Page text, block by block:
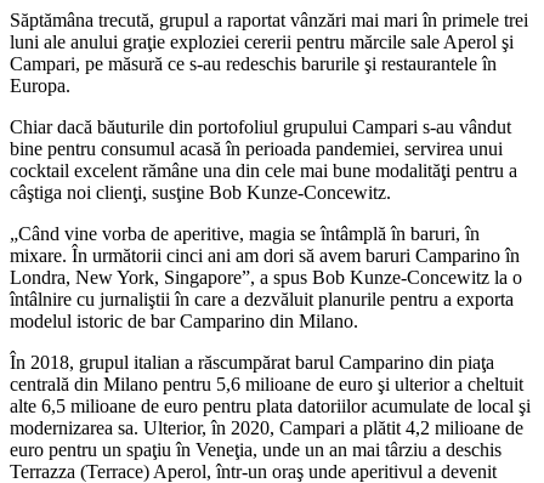
Săptămâna trecută, grupul a raportat vânzări mai mari în primele trei
luni ale anului graţie exploziei cererii pentru mărcile sale Aperol şi
Campari, pe măsură ce s-au redeschis barurile şi restaurantele în
Europa.
Chiar dacă băuturile din portofoliul grupului Campari s-au vândut
bine pentru consumul acasă în perioada pandemiei, servirea unui
cocktail excelent rămâne una din cele mai bune modalităţi pentru a
câştiga noi clienţi, susţine Bob Kunze-Concewitz.
„Când vine vorba de aperitive, magia se întâmplă în baruri, în
mixare. În următorii cinci ani am dori să avem baruri Camparino în
Londra, New York, Singapore”, a spus Bob Kunze-Concewitz la o
întâlnire cu jurnaliştii în care a dezvăluit planurile pentru a exporta
modelul istoric de bar Camparino din Milano.
În 2018, grupul italian a răscumpărat barul Camparino din piaţa
centrală din Milano pentru 5,6 milioane de euro şi ulterior a cheltuit
alte 6,5 milioane de euro pentru plata datoriilor acumulate de local şi
modernizarea sa. Ulterior, în 2020, Campari a plătit 4,2 milioane de
euro pentru un spaţiu în Veneţia, unde un an mai târziu a deschis
Terrazza (Terrace) Aperol, într-un oraş unde aperitivul a devenit